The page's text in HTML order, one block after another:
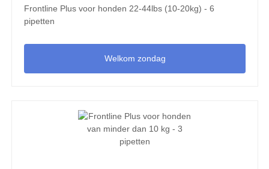
Frontline Plus voor honden 22-44lbs (10-20kg) - 6
pipetten
Welkom zondag